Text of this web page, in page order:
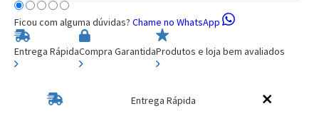
Ficou com alguma dúvidas? Chame no WhatsApp
Entrega RápidaCompra GarantidaProdutos e loja bem avaliados
Entrega Rápida